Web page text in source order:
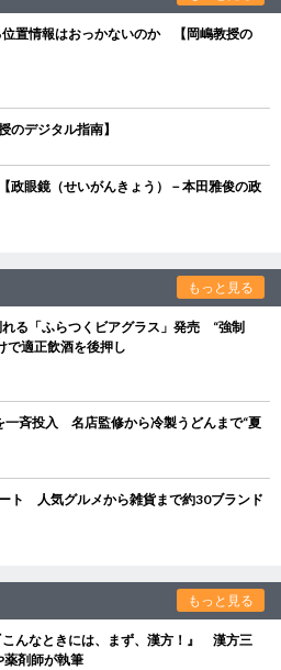
位置情報はおっかないのか 【岡嶋教授の
デジタル指南】
眼鏡（せいがんきょう）－本田雅俊の政
もっと見る
れる「ふらつくビアグラス」発売 “強制
で適正飲酒を後押し
一斉投入 名店監修から冷製うどんまで“夏
ト 人気グルメから雑貨まで約30ブランド
もっと見る
こんなときには、まず、漢方！』 漢方三
剤師が執筆